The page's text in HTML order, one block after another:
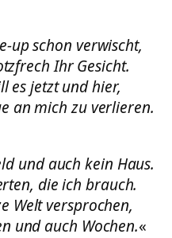
up schon verwischt,
Ihr Gesicht.
es jetzt und hier,
an mich zu verlieren.
und auch kein Haus.
die ich brauch.
Welt versprochen,
und auch Wochen.«